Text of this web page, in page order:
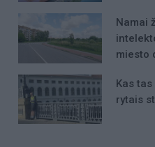
Namai
miesto
Kas
rytais